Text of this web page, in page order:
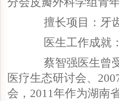
擅长项目：牙齿
医生工作成就：
蔡智强医生曾受
医疗生态研讨会、
会，2011年作为湖南